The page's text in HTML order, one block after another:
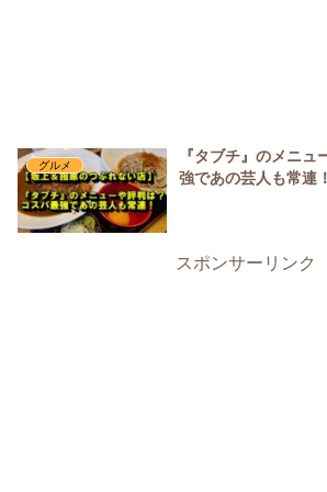
グルメ
『タブチ』のメニ
強であの芸人も常連
スポンサーリンク